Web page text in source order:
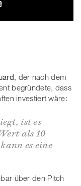
, der nach dem
begründete, dass
investiert wäre:
ist es
als 10
es eine
über den Pitch